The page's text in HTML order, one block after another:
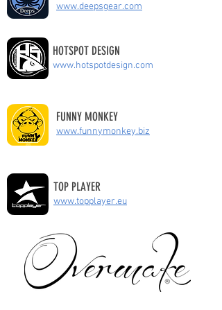
www.deepsgear.com
HOTSPOT DESIGN
www.hotspotdesign.com
FUNNY MONKEY
www.funnymonkey.biz
TOP PLAYER
www.topplayer.eu